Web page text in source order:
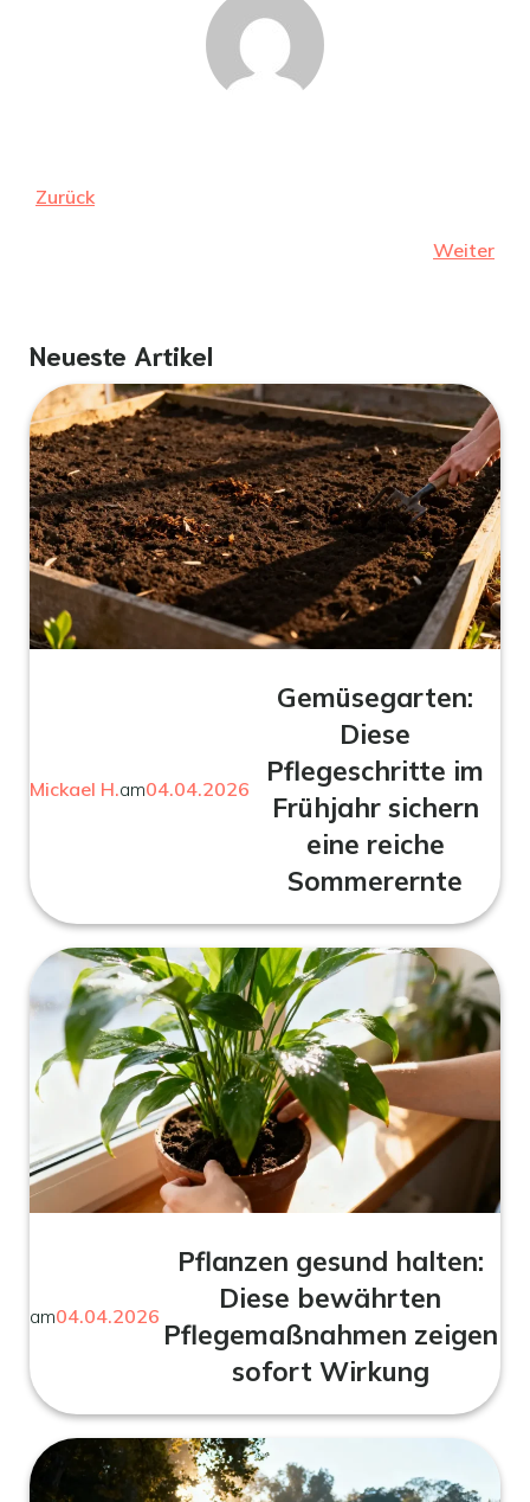
Zurück
Weiter
Neueste Artikel
Mickael H.am04.04.2026
Gemüsegarten:
Diese
Pflegeschritte im
Frühjahr sichern
eine reiche
Sommerernte
am04.04.2026
Pflanzen gesund halten:
Diese bewährten
Pflegemaßnahmen zeigen
sofort Wirkung